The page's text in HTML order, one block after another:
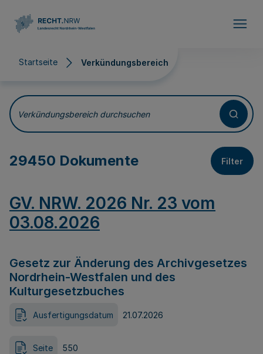
Startseite Verkündungsbereich
Verkündungsbereich
Verkündungsbereich durchsuchen
29450 Dokumente Filter
GV. NRW. 2026 Nr. 23 vom
03.08.2026
Gesetz zur Änderung des Archivgesetzes
Nordrhein-Westfalen und des
Kulturgesetzbuches
Ausfertigungsdatum 21.07.2026
Seite 550